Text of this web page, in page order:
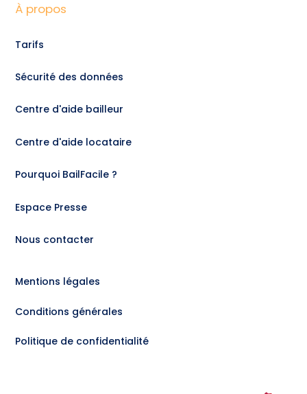
À propos
Tarifs
Sécurité des données
Centre d'aide bailleur
Centre d'aide locataire
Pourquoi BailFacile ?
Espace Presse
Nous contacter
Mentions légales
Conditions générales
Politique de confidentialité